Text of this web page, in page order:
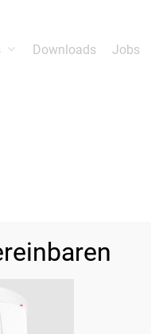
ESC um abzubrechen
Downloads Jobs